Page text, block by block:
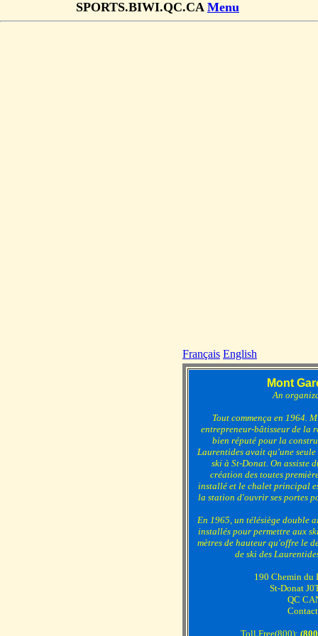
SPORTS.BIWI.QC.CA Menu
Français English
Mont
An
Tout commença en 1964.
entrepreneur-bâtisseur de la
bien réputé pour la
Laurentides avait qu'une
ski à St-Donat. On assiste
création des toutes
installé et le chalet principal
la station d'ouvrir ses portes
En 1965, un télésiège double
installés pour permettre aux
mètres de hauteur qu'offre le
de ski des
190 Chemin du
St-Donat
QC
Toll Free(800):